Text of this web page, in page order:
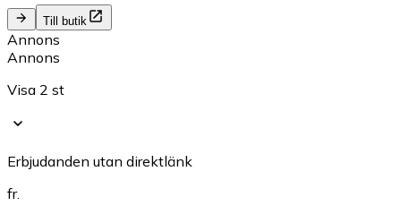
Till butik
Annons
Annons
Visa 2 st
Erbjudanden utan direktlänk
fr.